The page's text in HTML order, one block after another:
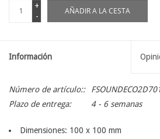
+
-
AÑADIR A LA CESTA
Información
Número de artículo::
Plazo de entrega:
4 - 6 semanas
Dimensiones: 100 x 100 mm